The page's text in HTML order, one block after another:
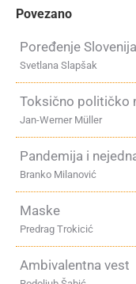
Povezano
Poređenje
Svetlana Slapšak
Toksično političko
Jan-Werner Müller
Pandemija i
Branko Milanović
Maske
Predrag Trokicić
Ambivalentna vest